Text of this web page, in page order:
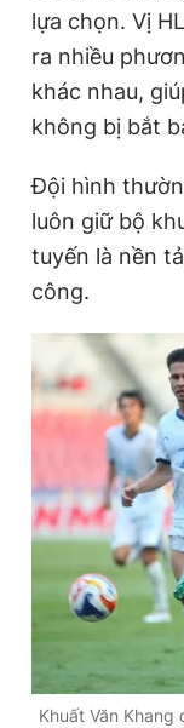
Tiện ích
Thông tin tòa
Đọc Thanh
Theo dõi báo trên
Hotline
0906 645 777
Đặt báo
Tổng biên tập:
Phó tổng biên tập
Phó tổng biên tập:
Phó tổng biên tập:
Tổng thư ký tòa
lựa chọn. Vị
ra nhiều
khác nhau,
không bị bắt
Đội hình
luôn giữ bộ
tuyến là nền
công.
Khuất Văn